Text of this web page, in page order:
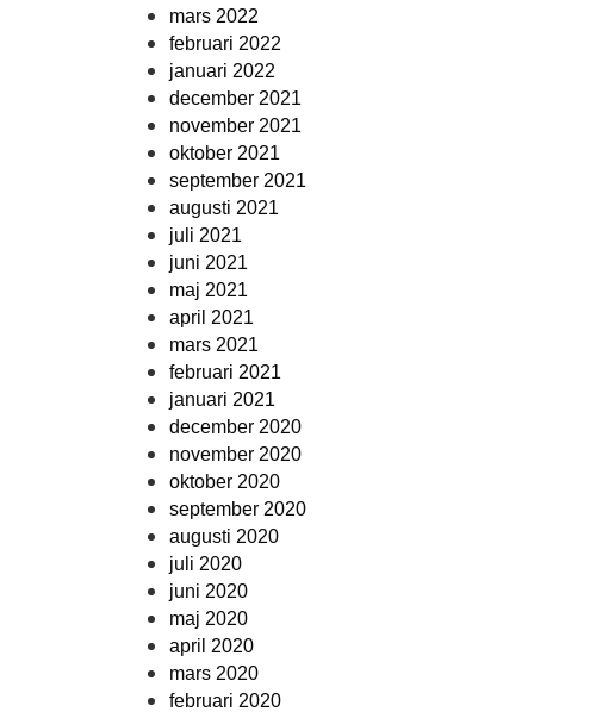
mars 2022
februari 2022
januari 2022
december 2021
november 2021
oktober 2021
september 2021
augusti 2021
juli 2021
juni 2021
maj 2021
april 2021
mars 2021
februari 2021
januari 2021
december 2020
november 2020
oktober 2020
september 2020
augusti 2020
juli 2020
juni 2020
maj 2020
april 2020
mars 2020
februari 2020